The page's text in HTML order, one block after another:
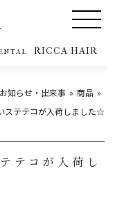
RICCA HAIR
お知らせ・出来事
商品
テテコが入荷しました☆
テコが入荷し